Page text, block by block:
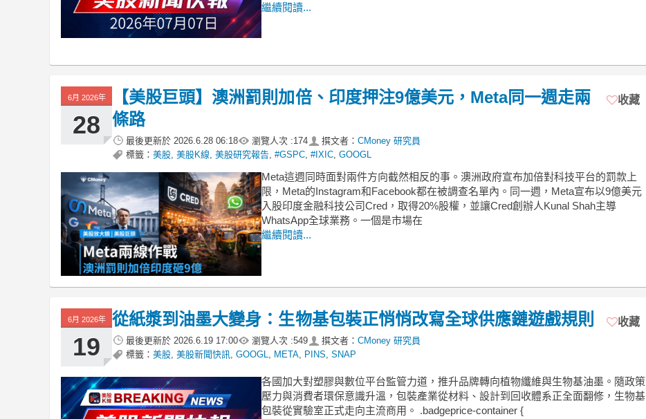
繼續閱讀...
6月 2026年
28
【美股巨頭】澳洲罰則加倍、印度押注9億美元，Meta同一週走兩
條路
最後更新於 2026.6.28 06:18 瀏覽人次 :174 撰文者： CMoney 研究員
標籤： 美股 美股K線 美股研究報告 #GSPC #IXIC GOOGL
收藏
Meta這週同時面對兩件方向截然相反的事。澳洲政府宣布加倍對科技平台的罰款上
限，Meta的Instagram和Facebook都在被調查名單內。同一週，Meta宣布以9億美元
入股印度金融科技公司Cred，取得20%股權，並讓Cred創辦人Kunal Shah主導
WhatsApp全球業務。一個是市場在
繼續閱讀...
6月 2026年
19
從紙漿到油墨大變身：生物基包裝正悄悄改寫全球供應鏈遊戲規則
最後更新於 2026.6.19 17:00 瀏覽人次 :549 撰文者： CMoney 研究員
標籤： 美股 美股新聞快訊 GOOGL META PINS SNAP
收藏
各國加大對塑膠與數位平台監管力道，推升品牌轉向植物纖維與生物基油墨。隨政策
壓力與消費者環保意識升溫，包裝產業從材料、設計到回收體系正全面翻修，生物基
包裝從實驗室正式走向主流商用。 .badgeprice-container {